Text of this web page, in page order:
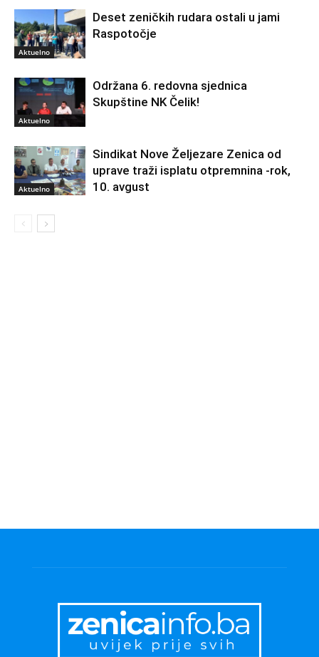
Aktuelno
Deset zeničkih rudara ostali u jami
Raspotočje
Aktuelno
Održana 6. redovna sjednica
Skupštine NK Čelik!
Aktuelno
Sindikat Nove Željezare Zenica od
uprave traži isplatu otpremnina -rok,
10. avgust